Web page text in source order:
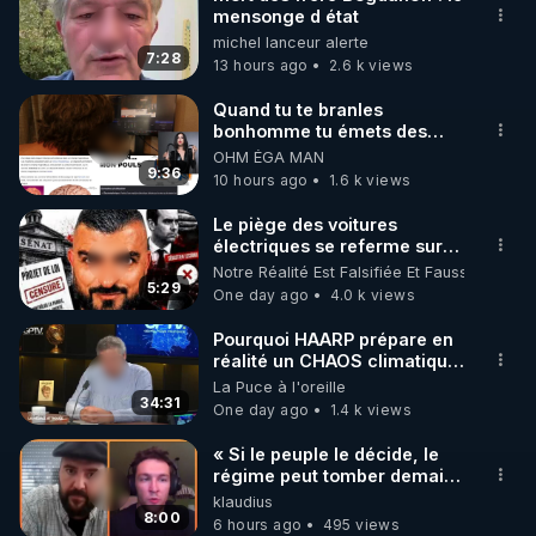
🌱 INSTAGRAM
https://www.instagram.com/rdlr_thierrycasasnovas/
http://rgnr.li/instagram
🌱 LA NEWSLETTER
Pour ne pas rater l’actualité RGNR (stages,
http://rgnr.li/news
🌱 VIDÉOS NON CENSURÉES SUR ODYSEE
Toutes les vidéos Youtube sont aussi sur la
http://rgnr.li/odysee
🌱 LES STAGES EN PRÉSENTIEL
http://rgnr.li/stages
7:28
mensonge d état
michel lanceur alerte
13 hours ago
2.6 k views
9:36
Quand tu te branles
bonhomme tu émets des
ondes ils ont juste omis de
t'expliquer
OHM ÉGA MAN
10 hours ago
1.6 k views
5:29
Le piège des voitures
électriques se referme sur
les usagers !
Notre Réalité Est Falsifiée Et Fausse
One day ago
4.0 k views
34:31
Pourquoi HAARP prépare en
réalité un CHAOS climatique,
on répond
La Puce à l'oreille
One day ago
1.4 k views
8:00
« Si le peuple le décide, le
régime peut tomber demain !
»
klaudius
6 hours ago
495 views